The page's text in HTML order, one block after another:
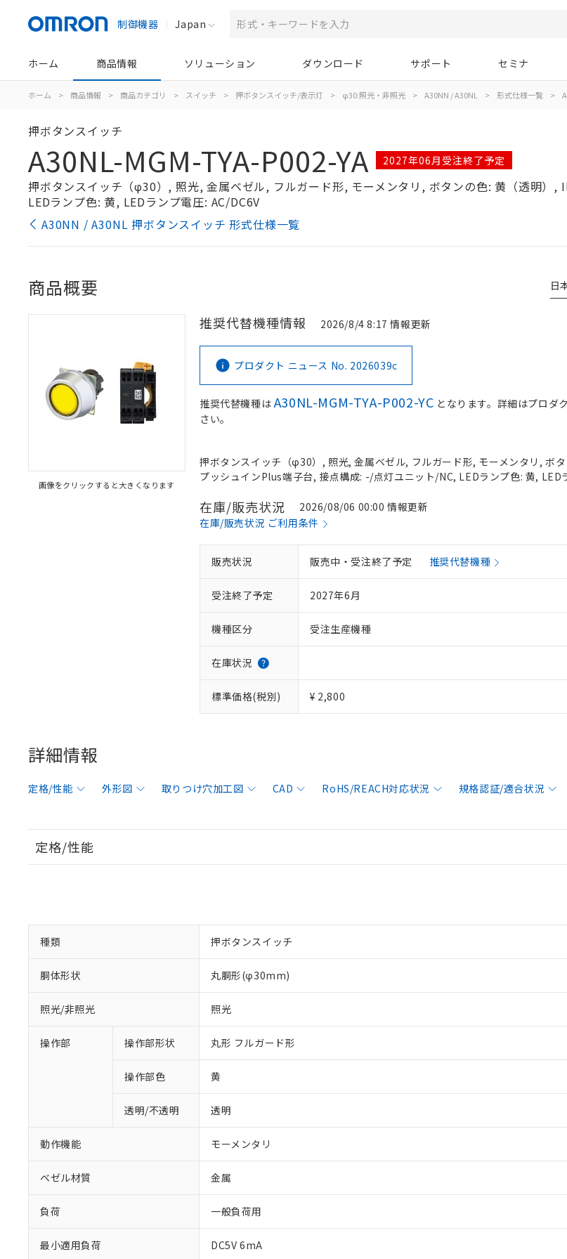
制御機器 Japan
ホーム 商品情報 ソリューション ダウンロード サポート セミナ
ホーム > 商品情報 > 商品カテゴリ > スイッチ > 押ボタンスイッチ/表示灯 > φ30:照光・非照光 > A30NN / A30NL > 形式仕様一覧 >
押ボタンスイッチ
A30NL-MGM-TYA-P002-YA 2027年06月受注終了予定
押ボタンスイッチ（φ30）, 照光, 金属ベゼル, フルガード形, モーメンタリ, ボタンの色: 黄（透明
LEDランプ色: 黄, LEDランプ電圧: AC/DC6V
A30NN / A30NL 押ボタンスイッチ 形式仕様一覧
日
商品概要
画像をクリックすると大きくなります
推奨代替機種情報 2026/8/4 8:17 情報更新
プロダクト ニュース No. 2026039c
推奨代替機種はA30NL-MGM-TYA-P002-YC となります。詳細はプロダ
さい。
押ボタンスイッチ（φ30）, 照光, 金属ベゼル, フルガード形, モーメンタリ, ボ
プッシュインPlus端子台, 接点構成: -/点灯ユニット/NC, LEDランプ色: 黄, LED
在庫/販売状況
2026/08/06 00:00 情報更新
在庫/販売状況 ご利用条件
販売状況 販売中・受注終了予定 推奨代替機種
受注終了予定 2027年6月
機種区分 受注生産機種
在庫状況
標準価格(税別) ¥ 2,800
詳細情報
定格/性能 外形図 取りつけ穴加工図 CAD RoHS/REACH対応状況 規格認証/適合状況
定格/性能
種類 押ボタンスイッチ
胴体形状 丸胴形(φ30mm)
照光/非照光 照光
操作部 操作部形状 丸形 フルガード形
操作部色 黄
透明/不透明 透明
動作機能 モーメンタリ
ベゼル材質 金属
負荷 一般負荷用
最小適用負荷 DC5V 6mA
※1 対応状況